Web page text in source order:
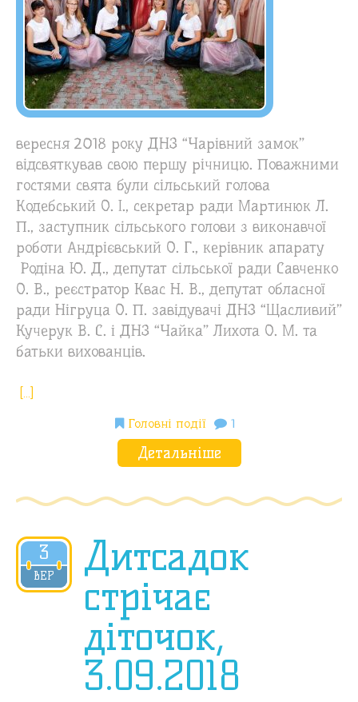
вересня 2018 року ДНЗ “Чарівний замок”
відсвяткував свою першу річницю. Поважними
гостями свята були сільський голова
Кодебський О. І., секретар ради Мартинюк Л.
П., заступник сільського голови з виконавчої
роботи Андрієвський О. Г., керівник апарату
Родіна Ю. Д., депутат сільської ради Савченко
О. В., реєстратор Квас Н. В., депутат обласної
ради Нігруца О. П. завідувачі ДНЗ “Щасливий”
Кучерук В. С. і ДНЗ “Чайка” Лихота О. М. та
батьки вихованців.
[…]
Головні події
1
Детальніше
3
ВЕР
2018
Дитсадок
стрічає
діточок,
3.09.2018